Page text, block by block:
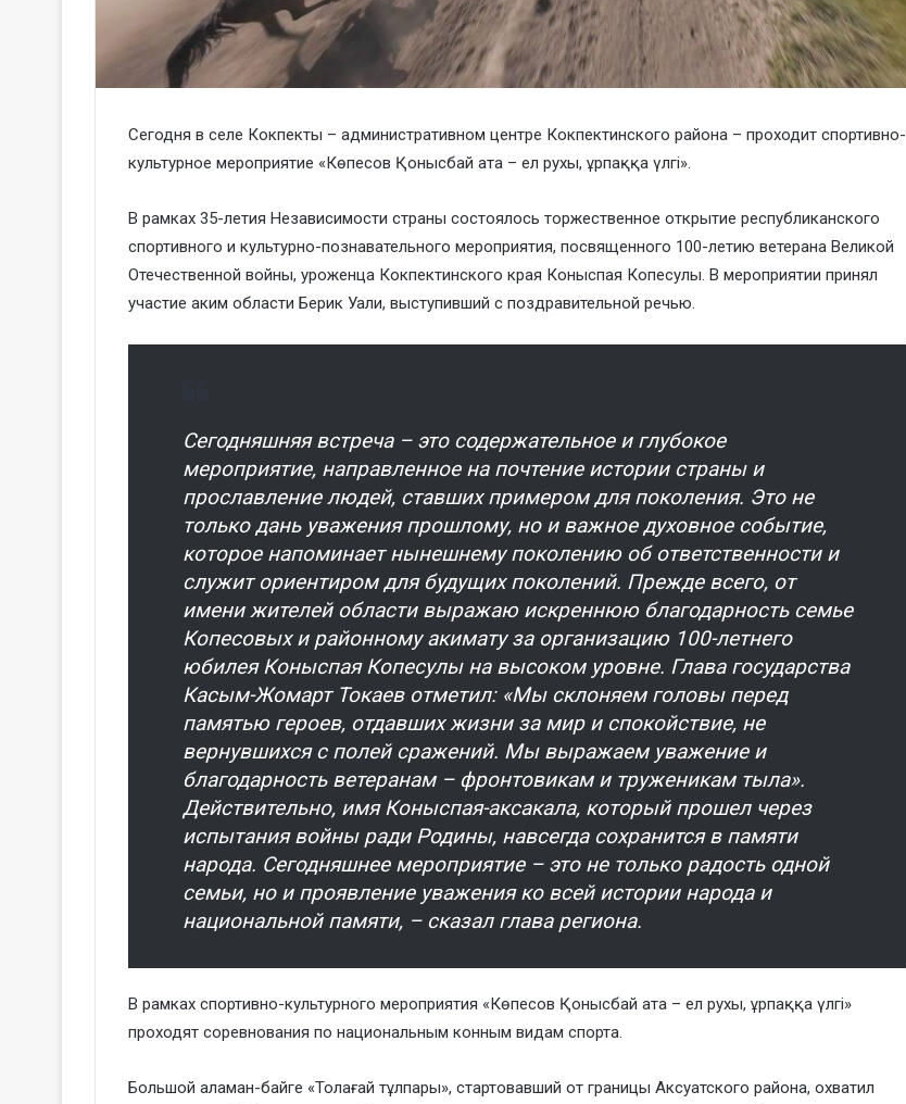
Сегодня в селе Кокпекты – административном центре Кокпектинского района – проходит спортивно-
культурное мероприятие «Көпесов Қонысбай ата – ел рухы, ұрпаққа үлгі».
В рамках 35-летия Независимости страны состоялось торжественное открытие республиканского
спортивного и культурно-познавательного мероприятия, посвященного 100-летию ветерана Великой
Отечественной войны, уроженца Кокпектинского края Коныспая Копесулы. В мероприятии принял
участие аким области Берик Уали, выступивший с поздравительной речью.
Сегодняшняя встреча – это содержательное и глубокое
мероприятие, направленное на почтение истории страны и
прославление людей, ставших примером для поколения. Это не
только дань уважения прошлому, но и важное духовное событие,
которое напоминает нынешнему поколению об ответственности и
служит ориентиром для будущих поколений. Прежде всего, от
имени жителей области выражаю искреннюю благодарность семье
Копесовых и районному акимату за организацию 100-летнего
юбилея Коныспая Копесулы на высоком уровне. Глава государства
Касым-Жомарт Токаев отметил: «Мы склоняем головы перед
памятью героев, отдавших жизни за мир и спокойствие, не
вернувшихся с полей сражений. Мы выражаем уважение и
благодарность ветеранам – фронтовикам и труженикам тыла».
Действительно, имя Коныспая-аксакала, который прошел через
испытания войны ради Родины, навсегда сохранится в памяти
народа. Сегодняшнее мероприятие – это не только радость одной
семьи, но и проявление уважения ко всей истории народа и
национальной памяти, – сказал глава региона.
В рамках спортивно-культурного мероприятия «Көпесов Қонысбай ата – ел рухы, ұрпаққа үлгі»
проходят соревнования по национальным конным видам спорта.
Большой аламан-байге «Толағай тұлпары», стартовавший от границы Аксуатского района, охватил